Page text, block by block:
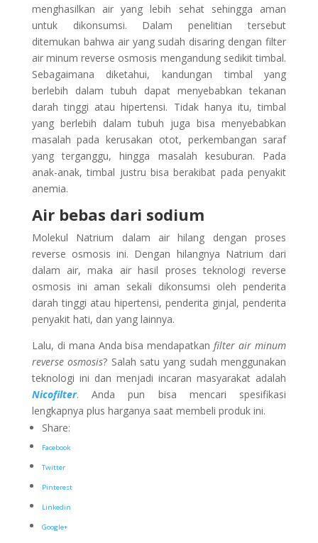
menghasilkan air yang lebih sehat sehingga aman
untuk dikonsumsi. Dalam penelitian tersebut
ditemukan bahwa air yang sudah disaring dengan filter
air minum reverse osmosis mengandung sedikit timbal.
Sebagaimana diketahui, kandungan timbal yang
berlebih dalam tubuh dapat menyebabkan tekanan
darah tinggi atau hipertensi. Tidak hanya itu, timbal
yang berlebih dalam tubuh juga bisa menyebabkan
masalah pada kerusakan otot, perkembangan saraf
yang terganggu, hingga masalah kesuburan. Pada
anak-anak, timbal justru bisa berakibat pada penyakit
anemia.
Air bebas dari sodium
Molekul Natrium dalam air hilang dengan proses
reverse osmosis ini. Dengan hilangnya Natrium dari
dalam air, maka air hasil proses teknologi reverse
osmosis ini aman sekali dikonsumsi oleh penderita
darah tinggi atau hipertensi, penderita ginjal, penderita
penyakit hati, dan yang lainnya.
Lalu, di mana Anda bisa mendapatkanfilter air minum
reverse osmosis? Salah satu yang sudah menggunakan
teknologi ini dan menjadi incaran masyarakat adalah
Nicofilter. Anda pun bisa mencari spesifikasi
lengkapnya plus harganya saat membeli produk ini.
Share:
Facebook
Twitter
Pinterest
Linkedin
Google+